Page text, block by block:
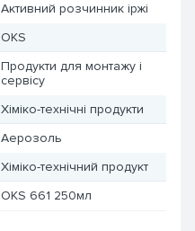
Активний розчинник іржі
OKS
Продукти для монтажу і
сервісу
Хіміко-технічні продукти
Аерозоль
Хіміко-технічний продукт
OKS 661 250мл